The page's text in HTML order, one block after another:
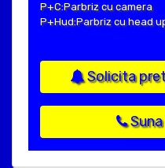
P+C:Parbriz cu camera
P+Hud:Parbriz cu head
Solicita pret